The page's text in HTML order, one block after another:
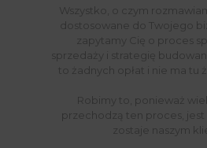
Wszystko, o czym
dostosowane do Twojego
zapytamy Cię o proces
sprzedaży i strategię
to żadnych opłat i nie ma tu
Robimy to, ponieważ
przechodzą ten proces,
zostaje naszym